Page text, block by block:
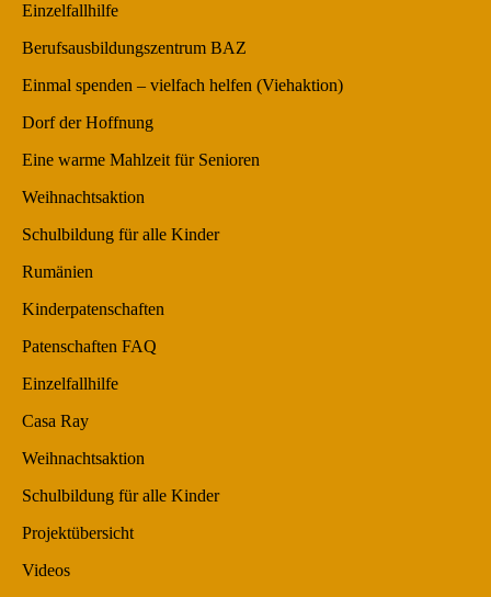
Einzelfallhilfe
Berufsausbildungszentrum BAZ
Einmal spenden – vielfach helfen (Viehaktion)
Dorf der Hoffnung
Eine warme Mahlzeit für Senioren
Weihnachtsaktion
Schulbildung für alle Kinder
Rumänien
Kinderpatenschaften
Patenschaften FAQ
Einzelfallhilfe
Casa Ray
Weihnachtsaktion
Schulbildung für alle Kinder
Projektübersicht
Videos